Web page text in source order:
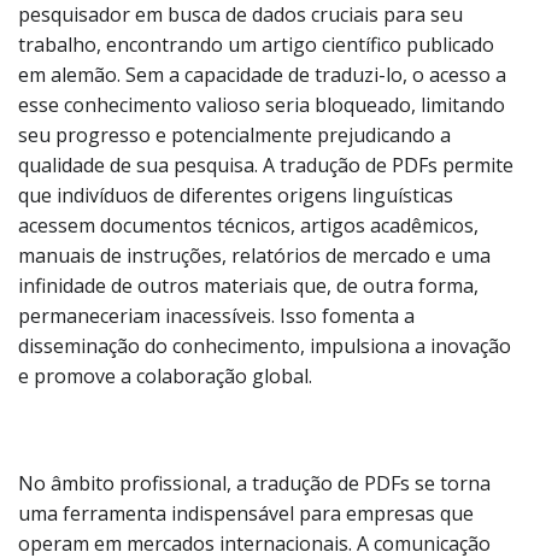
pesquisador em busca de dados cruciais para seu
trabalho, encontrando um artigo científico publicado
em alemão. Sem a capacidade de traduzi-lo, o acesso a
esse conhecimento valioso seria bloqueado, limitando
seu progresso e potencialmente prejudicando a
qualidade de sua pesquisa. A tradução de PDFs permite
que indivíduos de diferentes origens linguísticas
acessem documentos técnicos, artigos acadêmicos,
manuais de instruções, relatórios de mercado e uma
infinidade de outros materiais que, de outra forma,
permaneceriam inacessíveis. Isso fomenta a
disseminação do conhecimento, impulsiona a inovação
e promove a colaboração global.
No âmbito profissional, a tradução de PDFs se torna
uma ferramenta indispensável para empresas que
operam em mercados internacionais. A comunicação